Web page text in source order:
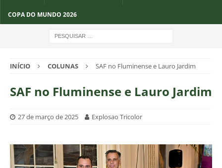
COPA DO MUNDO 2026
INÍCIO COLUNAS SAF no Fluminense e Lauro Jardim
SAF no Fluminense e Lauro Jardim
27 de março de 2025 Explosao Tricolor